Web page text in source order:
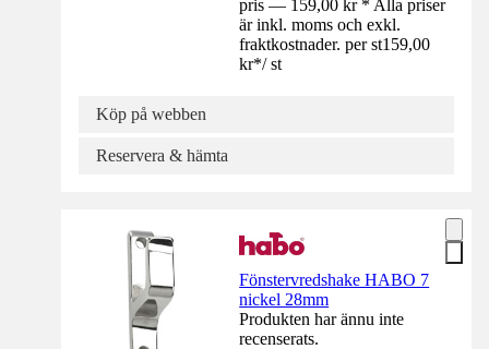
pris — 159,00 kr * Alla priser
är inkl. moms och exkl.
fraktkostnader. per st159,00
kr*/ st
Köp på webben
Reservera & hämta
Fönstervredshake HABO 7
nickel 28mm
Produkten har ännu inte
recenserats.